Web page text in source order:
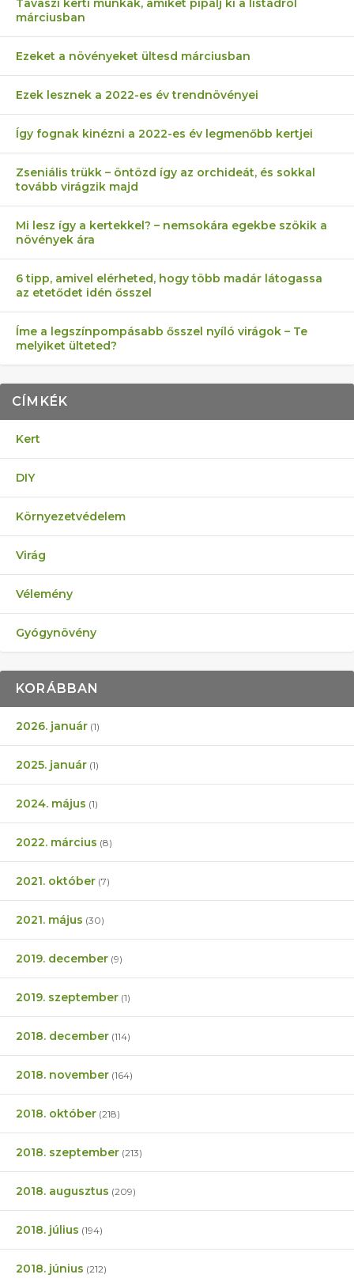
Tavaszi kerti munkák, amiket pipálj ki a listádról
márciusban
Ezeket a növényeket ültesd márciusban
Ezek lesznek a 2022-es év trendnövényei
Így fognak kinézni a 2022-es év legmenőbb kertjei
Zseniális trükk – öntözd így az orchideát, és sokkal
tovább virágzik majd
Mi lesz így a kertekkel? – nemsokára egekbe szökik a
növények ára
6 tipp, amivel elérheted, hogy több madár látogassa
az etetődet idén ősszel
Íme a legszínpompásabb ősszel nyíló virágok – Te
melyiket ülteted?
CÍMKÉK
Kert
DIY
Környezetvédelem
Virág
Vélemény
Gyógynövény
KORÁBBAN
2026. január (1)
2025. január (1)
2024. május (1)
2022. március (8)
2021. október (7)
2021. május (30)
2019. december (9)
2019. szeptember (1)
2018. december (114)
2018. november (164)
2018. október (218)
2018. szeptember (213)
2018. augusztus (209)
2018. július (194)
2018. június (212)